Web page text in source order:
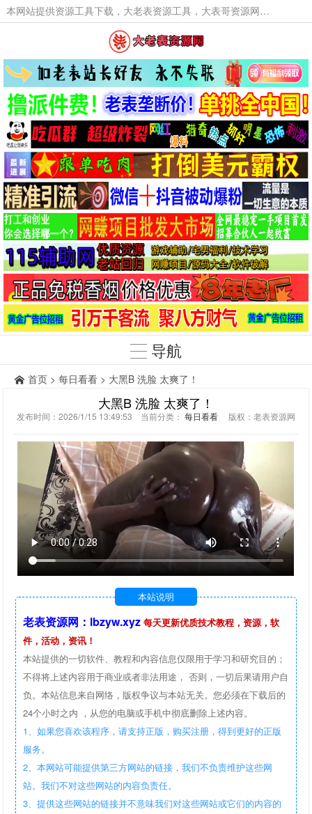
本网站提供资源工具下载，大老表资源工具，大表哥资源网软件工具，大老表资源下载，活动线报福利资源分享,活动线报，大型网游经典游戏，网络热门技术游戏辅助交流与分享。
导航
首页 > 每日看看 > 大黑B 洗脸 太爽了！
大黑B 洗脸 太爽了！
发布时间：2026/1/15 13:49:53 当前分类： 每日看看 版权：老表资源网
本站说明
老表资源网：lbzyw.xyz 每天更新优质技术教程，资源，软
件，活动，资讯！
本站提供的一切软件、教程和内容信息仅限用于学习和研究目的；
不得将上述内容用于商业或者非法用途， 否则，一切后果请用户自
负。本站信息来自网络，版权争议与本站无关。您必须在下载后的
24个小时之内 ，从您的电脑或手机中彻底删除上述内容。
1、如果您喜欢该程序，请支持正版，购买注册，得到更好的正版
服务。
2、本网站可能提供第三方网站的链接，我们不负责维护这些网
站。我们不对这些网站的内容负责任。
3、提供这些网站的链接并不意味我们对这些网站或它们的内容的